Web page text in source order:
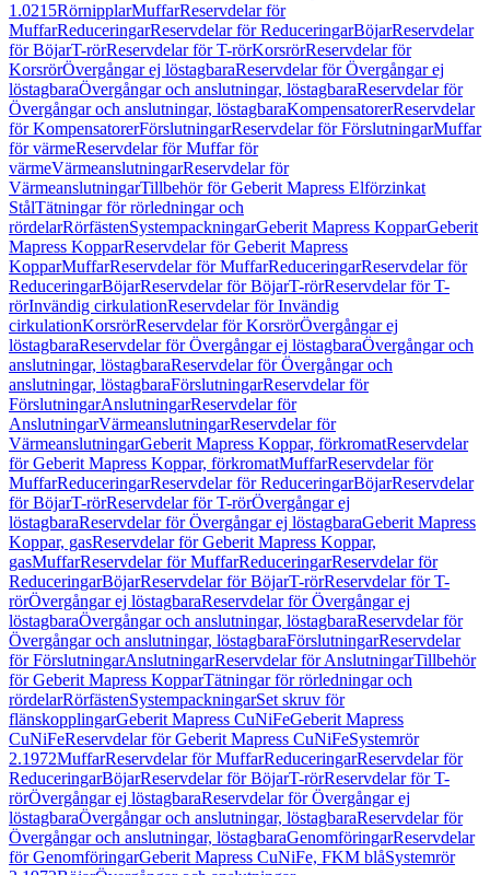
1.0215RörnipplarMuffarReservdelar för
MuffarReduceringarReservdelar för ReduceringarBöjarReservdelar
för BöjarT-rörReservdelar för T-rörKorsrörReservdelar för
KorsrörÖvergångar ej löstagbaraReservdelar för Övergångar ej
löstagbaraÖvergångar och anslutningar, löstagbaraReservdelar för
Övergångar och anslutningar, löstagbaraKompensatorerReservdelar
för KompensatorerFörslutningarReservdelar för FörslutningarMuffar
för värmeReservdelar för Muffar för
värmeVärmeanslutningarReservdelar för
VärmeanslutningarTillbehör för Geberit Mapress Elförzinkat
StålTätningar för rörledningar och
rördelarRörfästenSystempackningarGeberit Mapress KopparGeberit
Mapress KopparReservdelar för Geberit Mapress
KopparMuffarReservdelar för MuffarReduceringarReservdelar för
ReduceringarBöjarReservdelar för BöjarT-rörReservdelar för T-
rörInvändig cirkulationReservdelar för Invändig
cirkulationKorsrörReservdelar för KorsrörÖvergångar ej
löstagbaraReservdelar för Övergångar ej löstagbaraÖvergångar och
anslutningar, löstagbaraReservdelar för Övergångar och
anslutningar, löstagbaraFörslutningarReservdelar för
FörslutningarAnslutningarReservdelar för
AnslutningarVärmeanslutningarReservdelar för
VärmeanslutningarGeberit Mapress Koppar, förkromatReservdelar
för Geberit Mapress Koppar, förkromatMuffarReservdelar för
MuffarReduceringarReservdelar för ReduceringarBöjarReservdelar
för BöjarT-rörReservdelar för T-rörÖvergångar ej
löstagbaraReservdelar för Övergångar ej löstagbaraGeberit Mapress
Koppar, gasReservdelar för Geberit Mapress Koppar,
gasMuffarReservdelar för MuffarReduceringarReservdelar för
ReduceringarBöjarReservdelar för BöjarT-rörReservdelar för T-
rörÖvergångar ej löstagbaraReservdelar för Övergångar ej
löstagbaraÖvergångar och anslutningar, löstagbaraReservdelar för
Övergångar och anslutningar, löstagbaraFörslutningarReservdelar
för FörslutningarAnslutningarReservdelar för AnslutningarTillbehör
för Geberit Mapress KopparTätningar för rörledningar och
rördelarRörfästenSystempackningarSet skruv för
flänskopplingarGeberit Mapress CuNiFeGeberit Mapress
CuNiFeReservdelar för Geberit Mapress CuNiFeSystemrör
2.1972MuffarReservdelar för MuffarReduceringarReservdelar för
ReduceringarBöjarReservdelar för BöjarT-rörReservdelar för T-
rörÖvergångar ej löstagbaraReservdelar för Övergångar ej
löstagbaraÖvergångar och anslutningar, löstagbaraReservdelar för
Övergångar och anslutningar, löstagbaraGenomföringarReservdelar
för GenomföringarGeberit Mapress CuNiFe, FKM blåSystemrör